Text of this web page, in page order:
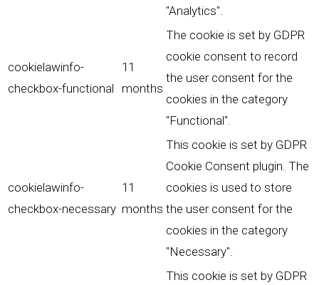
"Analytics".
cookielawinfo-
checkbox-functional
11
months
The cookie is set by GDPR
cookie consent to record
the user consent for the
cookies in the category
"Functional".
cookielawinfo-
checkbox-necessary
11
months
This cookie is set by GDPR
Cookie Consent plugin. The
cookies is used to store
the user consent for the
cookies in the category
"Necessary".
This cookie is set by GDPR